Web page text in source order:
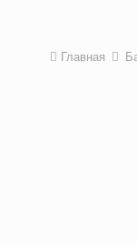
Главная